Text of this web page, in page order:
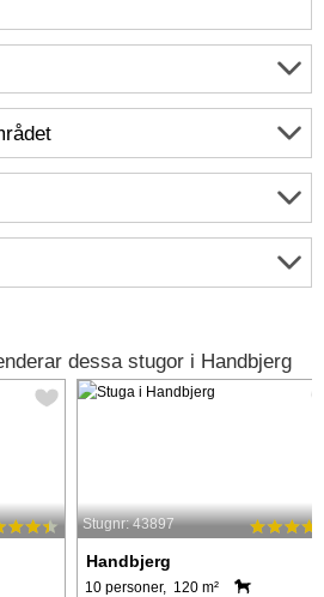
dessa stugor i Handbjerg
Stugnr: 43897
Handbjerg
10 personer, 120 m²